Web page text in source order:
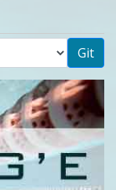
Git